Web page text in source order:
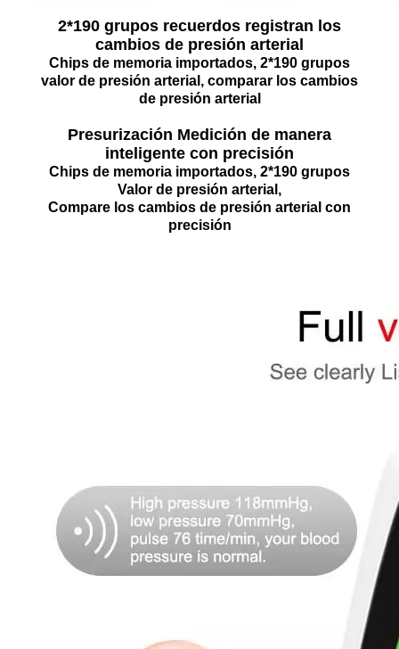
2*190 grupos recuerdos registran los
cambios de presión arterial
Chips de memoria importados, 2*190 grupos
valor de presión arterial, comparar los cambios
de presión arterial
Presurización Medición de manera
inteligente con precisión
Chips de memoria importados, 2*190 grupos
Valor de presión arterial,
Compare los cambios de presión arterial con
precisión